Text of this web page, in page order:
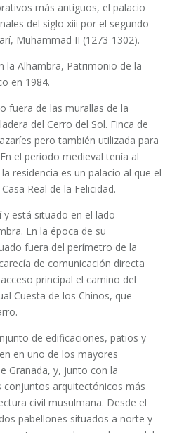
más antiguos, el palacio
del siglo xiii por el segundo
Muhammad II (1273-1302).
la Alhambra, Patrimonio de la
en 1984.
fuera de las murallas de la
del Cerro del Sol. Finca de
pero también utilizada para
el período medieval tenía al
residencia es un palacio al que el
Real de la Felicidad.
y está situado en el lado
En la época de su
fuera del perímetro de la
de comunicación directa
principal el camino del
Cuesta de los Chinos, que
de edificaciones, patios y
en uno de los mayores
Granada, y, junto con la
conjuntos arquitectónicos más
civil musulmana. Desde el
pabellones situados a norte y